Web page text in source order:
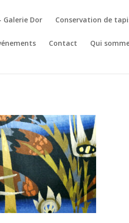
Galerie Dor Conservation de
Contact Qui